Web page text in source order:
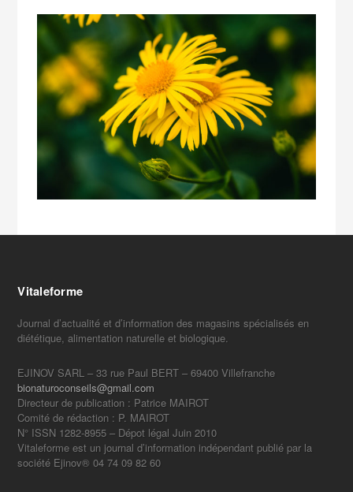
Vitaleforme
Journal d’actualité et d’information des magasins spécialisés en
diététique, alimentation naturelle et biologique.
EJINOV SARL – 33 rue Paul BERT – 69400 Villefranche
bionaturoconseils@gmail.com
Directeur de publication : Patrice MAIROT
Comité de rédaction : P. MAIROT
N° ISSN 1282-8955 – Dépot légal Juin 2010
Vitaleforme est un journal d’information indépendant publié par la
société Ejinov® 04 74 09 82 60